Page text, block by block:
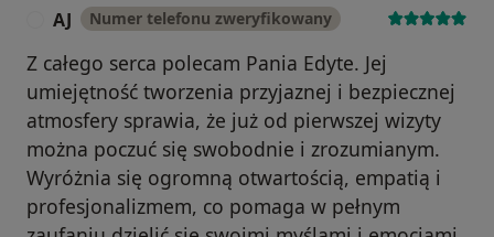
AJ Numer telefonu zweryfikowany
Z całego serca polecam Pania Edyte. Jej
umiejętność tworzenia przyjaznej i bezpiecznej
atmosfery sprawia, że już od pierwszej wizyty
można poczuć się swobodnie i zrozumianym.
Wyróżnia się ogromną otwartością, empatią i
profesjonalizmem, co pomaga w pełnym